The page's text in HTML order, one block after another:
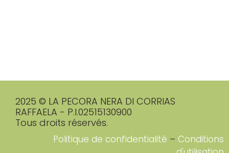
2025 © LA PECORA NERA DI CORRIAS
RAFFAELA - P.I.02515130900
Tous droits réservés.
Politique de confidentialité – Conditions